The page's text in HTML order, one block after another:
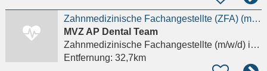
Zahnmedizinische Fachangestellte (ZFA) (m/w/d)
MVZ AP Dental Team
Zahnmedizinische Fachangestellte (m/w/d)in Frankfurt am Main
Entfernung: 32,7km